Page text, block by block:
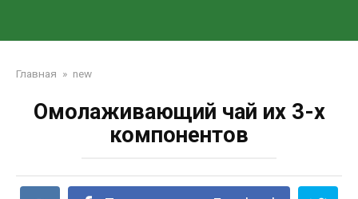
Главная » new
Омолаживающий чай их 3-х
компонентов